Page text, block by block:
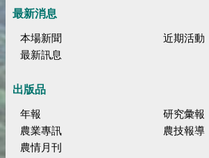
最新消息
本場新聞
近期活動
最新訊息
出版品
年報
研究彙報
農業專訊
農技報導
農情月刊